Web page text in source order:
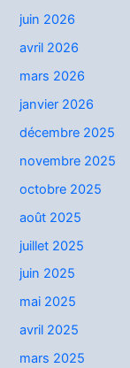
c
e
r
:
juin 2026
avril 2026
mars 2026
janvier 2026
décembre 2025
novembre 2025
octobre 2025
août 2025
juillet 2025
juin 2025
mai 2025
avril 2025
mars 2025